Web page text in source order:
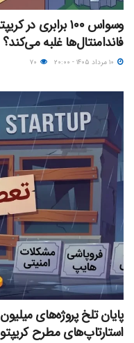
وسواس ۱۰۰
فاندامنتال‌ها غلبه می‌کند؟
استارتاپ‌های مطرح کریپتو